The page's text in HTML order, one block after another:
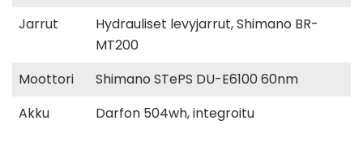
Jarrut
Hydrauliset levyjarrut, Shimano BR-
MT200
Moottori
Shimano STePS DU-E6100 60nm
Akku
Darfon 504wh, integroitu